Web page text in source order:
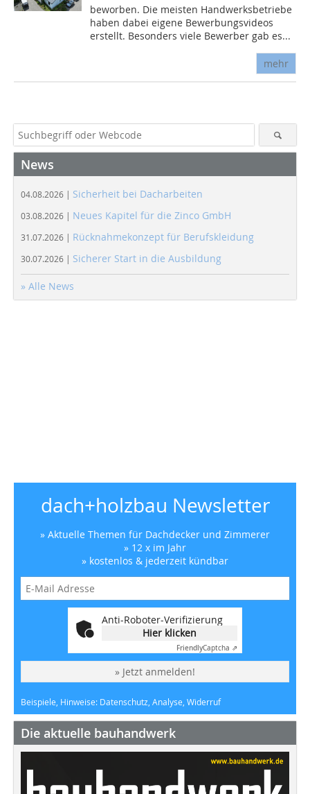
beworben. Die meisten Handwerksbetriebe
haben dabei eigene Bewerbungsvideos
erstellt. Besonders viele Bewerber gab es...
mehr
News
04.08.2026 | Sicherheit bei Dacharbeiten
03.08.2026 | Neues Kapitel für die Zinco GmbH
31.07.2026 | Rücknahmekonzept für Berufskleidung
30.07.2026 | Sicherer Start in die Ausbildung
» Alle News
dach+holzbau Newsletter
» Aktuelle Themen für Dachdecker und Zimmerer
» 12 x im Jahr
» kostenlos & jederzeit kündbar
Anti-Roboter-Verifizierung
Hier klicken
FriendlyCaptcha ⇗
» Jetzt anmelden!
Beispiele, Hinweise: Datenschutz, Analyse, Widerruf
Die aktuelle bauhandwerk